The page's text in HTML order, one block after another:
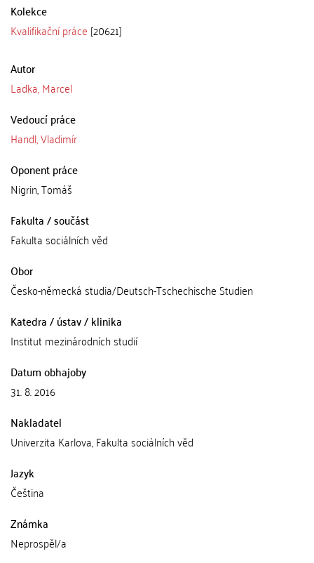
Kolekce
Kvalifikační práce [20621]
Autor
Ladka, Marcel
Vedoucí práce
Handl, Vladimír
Oponent práce
Nigrin, Tomáš
Fakulta / součást
Fakulta sociálních věd
Obor
Česko-německá studia/Deutsch-Tschechische Studien
Katedra / ústav / klinika
Institut mezinárodních studií
Datum obhajoby
31. 8. 2016
Nakladatel
Univerzita Karlova, Fakulta sociálních věd
Jazyk
Čeština
Známka
Neprospěl/a